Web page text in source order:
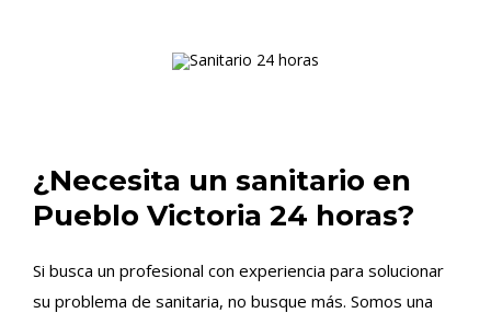
¿Necesita un sanitario en
Pueblo Victoria 24 horas?
Si busca un profesional con experiencia para solucionar
su problema de sanitaria, no busque más. Somos una